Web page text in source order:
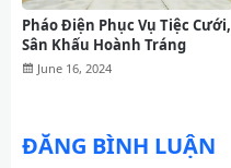
Pháo Điện Phục Vụ Tiệc Cưới,
Sân Khấu Hoành Tráng
June 16, 2024
ĐĂNG BÌNH LUẬN